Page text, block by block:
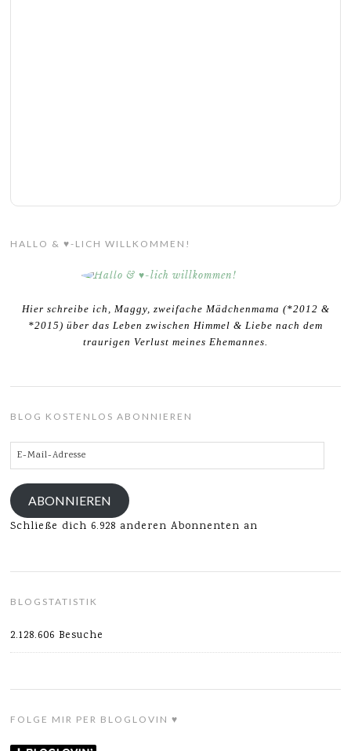
HALLO & ♥-LICH WILLKOMMEN!
Hier schreibe ich, Maggy, zweifache Mädchenmama (*2012 &
*2015) über das Leben zwischen Himmel & Liebe nach dem
traurigen Verlust meines Ehemannes.
BLOG KOSTENLOS ABONNIEREN
E-
Mail-
Adresse
ABONNIEREN
Schließe dich 6.928 anderen Abonnenten an
BLOGSTATISTIK
2.128.606 Besuche
FOLGE MIR PER BLOGLOVIN ♥